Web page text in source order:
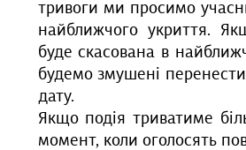
тривоги ми просимо
найближчого укриття.
буде скасована в
будемо змушені
дату.
Якщо подія триватиме
момент, коли оголосять